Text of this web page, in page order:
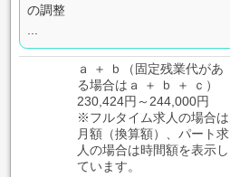
の調整
...
ａ ＋ ｂ（固定残業代があ
る場合はａ ＋ ｂ ＋ ｃ）
230,424円～244,000円
※フルタイム求人の場合は
月額（換算額）、パート求
人の場合は時間額を表示し
ています。